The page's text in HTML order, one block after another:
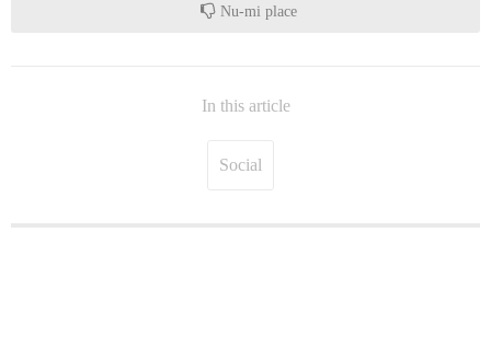
Nu-mi place
In this article
Social